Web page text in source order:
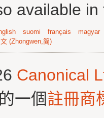
available
suomi français
magyar
(Zhongwen,简)
Canonical
一個註冊商